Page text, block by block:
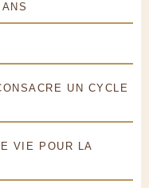
UN CYCLE
VIE POUR LA